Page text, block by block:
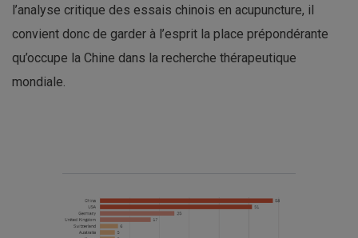
l’analyse critique des essais chinois en acupuncture, il
convient donc de garder à l’esprit la place prépondérante
qu’occupe la Chine dans la recherche thérapeutique
mondiale.